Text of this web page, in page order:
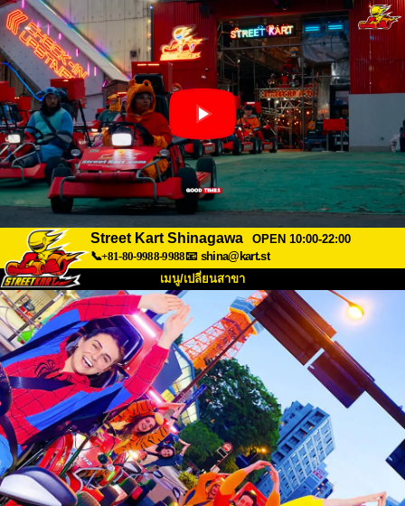
Street Kart Shinagawa
OPEN 10:00-22:00
📞+81-80-9988-9988📧 shina@kart.st
เมนู/เปลี่ยนสาขา
หน้าแรก
เกี่ยวกับ สเปค ราคา
การเข้าถึง เสียงจากผู้ใช้ คำถามที่พบบ่อย
บริษัท การจอง
เปลี่ยนสาขา
Tokyo Shinagawa Tokyo Akihabara#1
Tokyo Akihabara#2 Tokyo Shibuya